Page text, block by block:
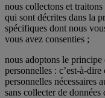
nous collectons et
qui sont décrites dans la
spécifiques dont nous
vous avez consenties ;
nous adoptons le
personnelles : c’est-à-
personnelles nécessaires
sans collecter de données